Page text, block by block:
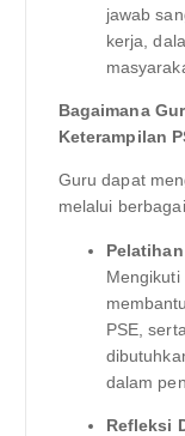
jawab
kerja,
Bagaimana
Keterampilan
Guru dapat
melalui
PSE,
dalam
Refleksi